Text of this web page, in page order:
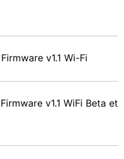
v1.1 Wi-Fi
v1.1 WiFi Beta et